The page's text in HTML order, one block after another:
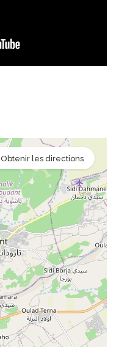
Obtenir les directions